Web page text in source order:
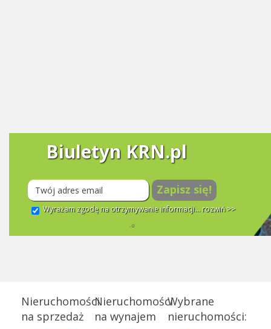
Biuletyn KRN.pl
Zapisz się!
Wyrażam zgodę na otrzymywanie informacji... rozwiń >>
Nieruchomości
na sprzedaż
Nieruchomości
na wynajem
Wybrane
nieruchomości: